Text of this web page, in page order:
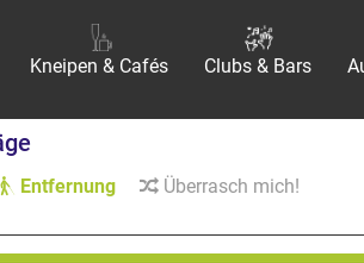
Kneipen & Cafés Clubs & Bars
Entfernung Überrasch mich!